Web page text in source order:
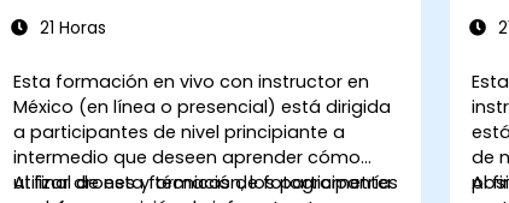
21 Horas
Esta formación en vivo con instructor en
México (en línea o presencial) está dirigida
a participantes de nivel principiante a
intermedio que deseen aprender cómo
utilizar drones y técnicas de fotogrametría
Al final de esta formación, los participantes
de
Al